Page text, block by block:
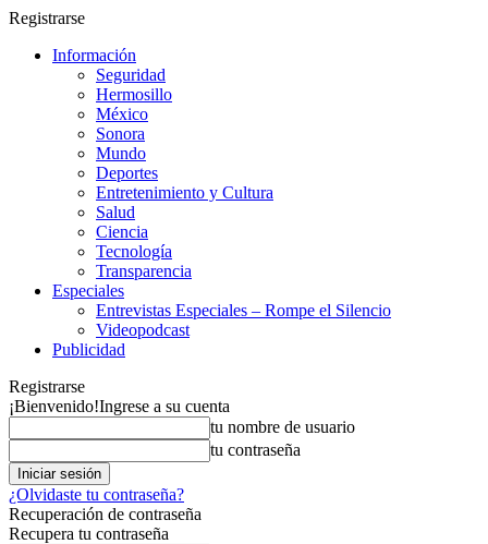
Registrarse
Información
Seguridad
Hermosillo
México
Sonora
Mundo
Deportes
Entretenimiento y Cultura
Salud
Ciencia
Tecnología
Transparencia
Especiales
Entrevistas Especiales – Rompe el Silencio
Videopodcast
Publicidad
Registrarse
¡Bienvenido!Ingrese a su cuenta
tu nombre de usuario
tu contraseña
¿Olvidaste tu contraseña?
Recuperación de contraseña
Recupera tu contraseña